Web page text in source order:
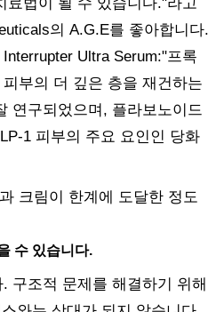
의 A.G.E를 좋아합니다.
Ultra Serum:"프록
부의 더 깊은 층을 재건하는
연구되었으며, 플라보노이드
1 피부의 주요 요인인 당화
크림이 한계에 도달한 정도
수 있습니다.
구조적 문제를 해결하기 위해